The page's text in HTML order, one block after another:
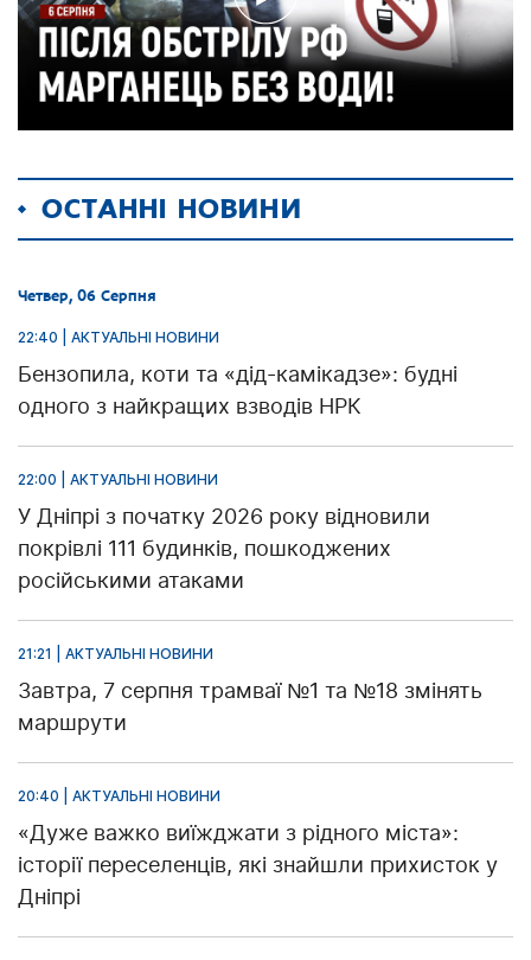
ОСТАННІ НОВИНИ
Четвер, 06 Серпня
22:40 | АКТУАЛЬНІ НОВИНИ
Бензопила, коти та «дід-камікадзе»: будні
одного з найкращих взводів НРК
22:00 | АКТУАЛЬНІ НОВИНИ
У Дніпрі з початку 2026 року відновили
покрівлі 111 будинків, пошкоджених
російськими атаками
21:21 | АКТУАЛЬНІ НОВИНИ
Завтра, 7 серпня трамваї №1 та №18 змінять
маршрути
20:40 | АКТУАЛЬНІ НОВИНИ
«Дуже важко виїжджати з рідного міста»:
історії переселенців, які знайшли прихисток у
Дніпрі